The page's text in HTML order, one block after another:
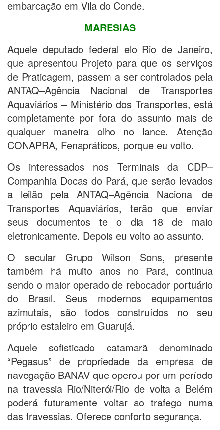
embarcação em Vila do Conde.
MARESIAS
Aquele deputado federal elo Rio de Janeiro,
que apresentou Projeto para que os serviços
de Praticagem, passem a ser controlados pela
ANTAQ–Agência Nacional de Transportes
Aquaviários – Ministério dos Transportes, está
completamente por fora do assunto mais de
qualquer maneira olho no lance. Atenção
CONAPRA, Fenapráticos, porque eu volto.
Os interessados nos Terminais da CDP–
Companhia Docas do Pará, que serão levados
a leilão pela ANTAQ–Agência Nacional de
Transportes Aquaviários, terão que enviar
seus documentos te o dia 18 de maio
eletronicamente. Depois eu volto ao assunto.
O secular Grupo Wilson Sons, presente
também há muito anos no Pará, continua
sendo o maior operado de rebocador portuário
do Brasil. Seus modernos equipamentos
azimutais, são todos construídos no seu
próprio estaleiro em Guarujá.
Aquele sofisticado catamarã denominado
“Pegasus” de propriedade da empresa de
navegação BANAV que operou por um período
na travessia Rio/Niterói/Rio de volta a Belém
poderá futuramente voltar ao trafego numa
das travessias. Oferece conforto segurança.